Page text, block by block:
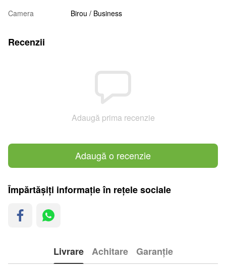
Camera Birou / Business
Recenzii
Adaugă prima recenzie
Adaugă o recenzie
Împărtășiți informație în rețele sociale
Livrare Achitare Garanție